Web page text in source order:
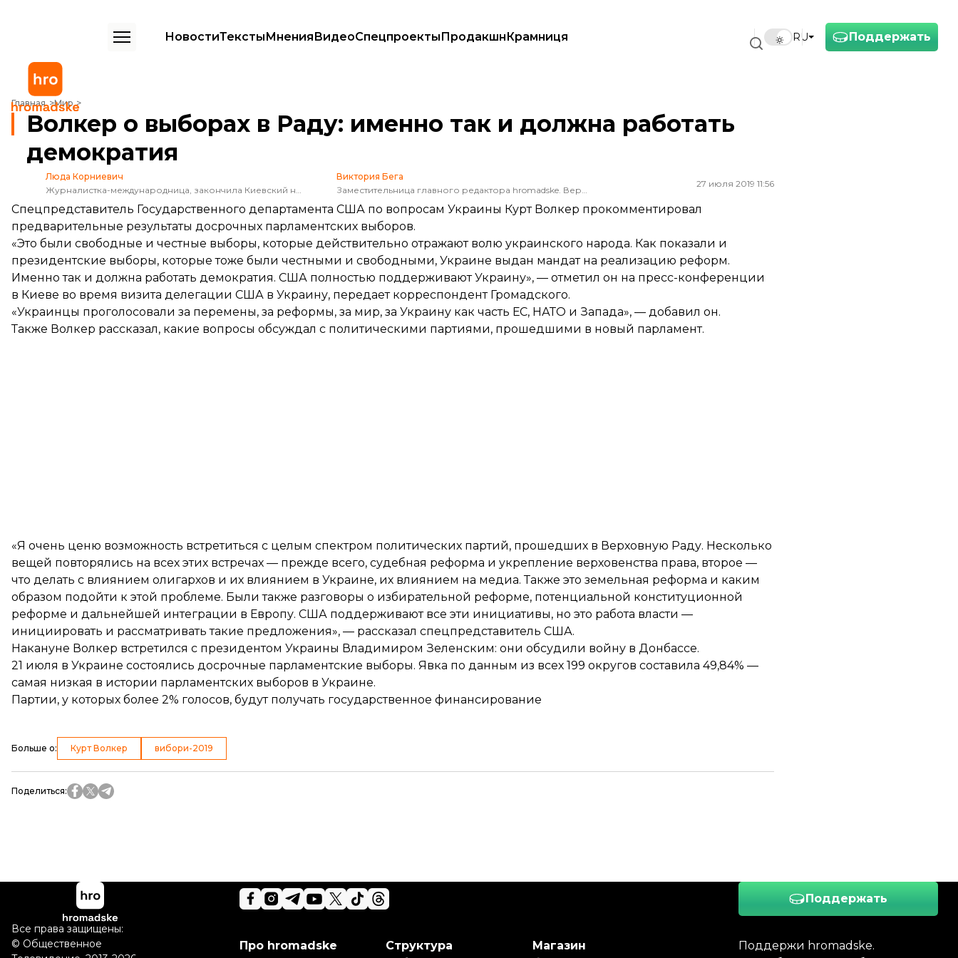
Поддержать
RU
НовостиТекстыМненияВидеоСпецпроектыПродакшнКрамниця
Главная Мир
Волкер о выборах в Раду: именно так и должна работать демократия
Волкер о выборах в Раду: именно так и должна работать
демократия
Люда Корниевич
Журналистка-международница, закончила Киевский национальный университет имени Тараса Шевченко. Выпускающая редактор еженедельной программы «Громадське.Свит», автор и журналист lifestyle-рубрики «Люда и люди» в программе «Нині вже».
Виктория Бега
Заместительница главного редактора hromadske. Верю в факты, идеи и людей
27 июля 2019 11:56
Спецпредставитель Государственного департамента США по вопросам Украины Курт Волкер прокомментировал
предварительные результаты досрочных парламентских выборов.
«Это были свободные и честные выборы, которые действительно отражают волю украинского народа. Как показали и
президентские выборы, которые тоже были честными и свободными, Украине выдан мандат на реализацию реформ.
Именно так и должна работать демократия. США полностью поддерживают Украину», — отметил он на пресс-конференции
в Киеве во время визита делегации США в Украину, передает корреспондент Громадского.
«Украинцы проголосовали за перемены, за реформы, за мир, за Украину как часть ЕС, НАТО и Запада», — добавил он.
Также Волкер рассказал, какие вопросы обсуждал с политическими партиями, прошедшими в новый парламент.
«Я очень ценю возможность встретиться с целым спектром политических партий, прошедших в Верховную Раду. Несколько
вещей повторялись на всех этих встречах — прежде всего, судебная реформа и укрепление верховенства права, второе —
что делать с влиянием олигархов и их влиянием в Украине, их влиянием на медиа. Также это земельная реформа и каким
образом подойти к этой проблеме. Были также разговоры о избирательной реформе, потенциальной конституционной
реформе и дальнейшей интеграции в Европу. США поддерживают все эти инициативы, но это работа власти —
инициировать и рассматривать такие предложения», — рассказал спецпредставитель США.
Накануне Волкер встретился с президентом Украины Владимиром Зеленским: они обсудили войну в Донбассе.
21 июля в Украине состоялись досрочные парламентские выборы. Явка по данным из всех 199 округов составила 49,84% —
самая низкая в истории парламентских выборов в Украине.
Партии, у которых более 2% голосов, будут получать государственное финансирование
Больше о: Курт Волкер вибори-2019
Поделиться:
Поддержать
Поддержи hromadske.
Про hromadske
Структура
Магазин
Все права защищены:
© Общественное